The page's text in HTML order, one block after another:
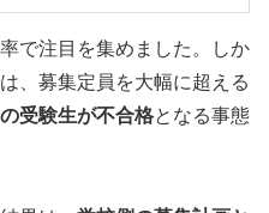
で注目を集めました。しか
、募集定員を大幅に超える
受験生が不合格となる事態